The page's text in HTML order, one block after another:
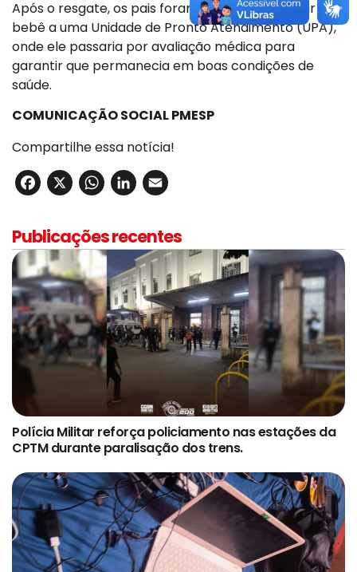
Após o resgate, os pais foram orientados a levar o
bebê a uma Unidade de Pronto Atendimento (UPA),
onde ele passaria por avaliação médica para
garantir que permanecia em boas condições de
saúde.
COMUNICAÇÃO SOCIAL PMESP
Compartilhe essa notícia!
Facebook
X WhatsApp
LinkedIn
Publicações recentes
Polícia Militar reforça policiamento nas estações da
CPTM durante paralisação dos trens.